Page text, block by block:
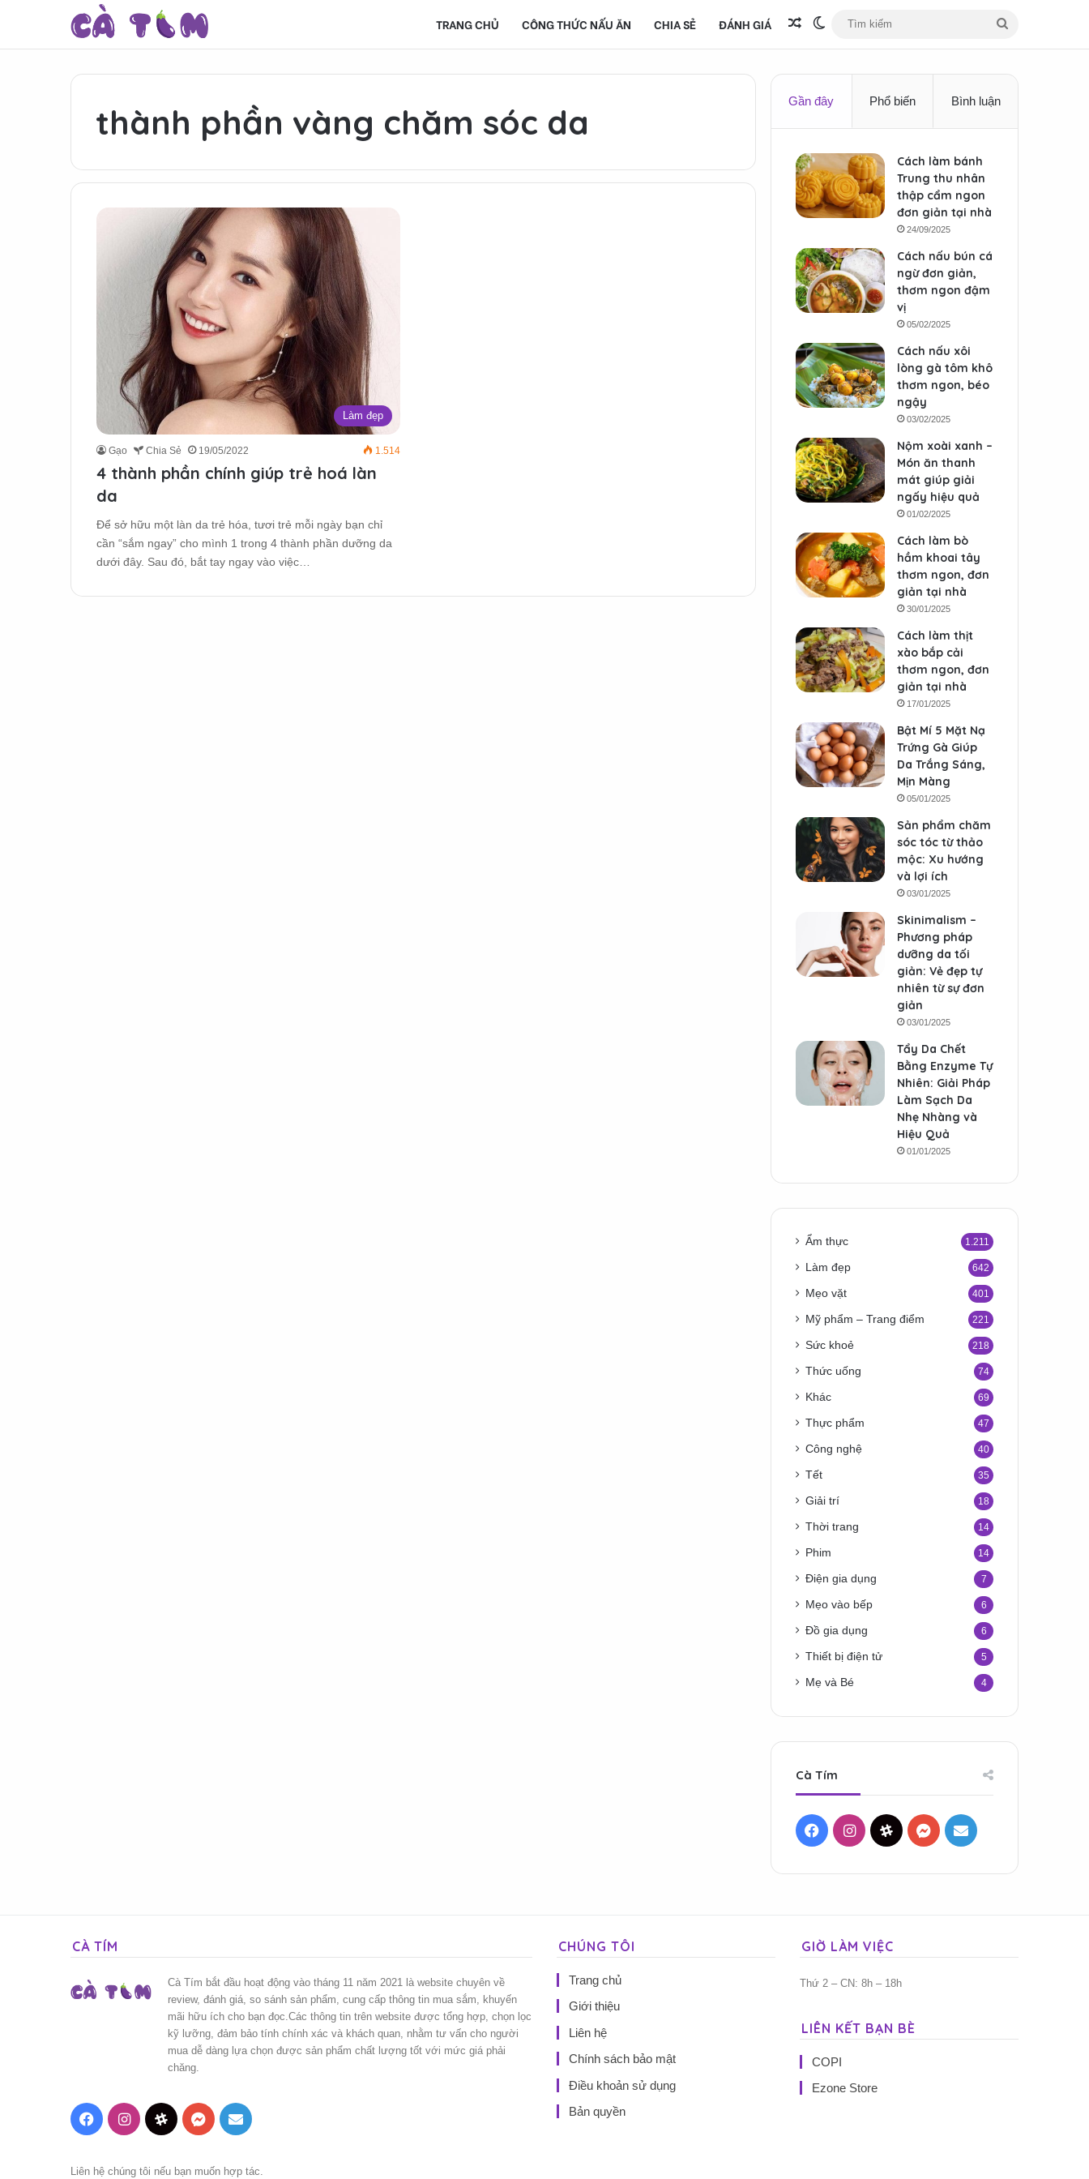
TRANG CHỦ CÔNG THỨC NẤU ĂN CHIA SẺ ĐÁNH GIÁ Bài viết ngẫu nhiên
Switch skin
kiếm
thành phần vàng chăm sóc da
Làm đẹp
Gạo Chia Sẻ 19/05/2022 1.514
4 thành phần chính giúp trẻ hoá làn
da
Để sở hữu một làn da trẻ hóa, tươi trẻ mỗi ngày bạn chỉ
cần “sắm ngay” cho mình 1 trong 4 thành phần dưỡng da
dưới đây. Sau đó, bắt tay ngay vào việc…
Gần đây Phổ biến Bình luận
Cách làm bánh
Trung thu nhân
thập cẩm ngon
đơn giản tại nhà
24/09/2025
Cách nấu bún cá
ngừ đơn giản,
thơm ngon đậm
vị
05/02/2025
Cách nấu xôi
lòng gà tôm khô
thơm ngon, béo
ngậy
03/02/2025
Nộm xoài xanh –
Món ăn thanh
mát giúp giải
ngấy hiệu quả
01/02/2025
Cách làm bò
hầm khoai tây
thơm ngon, đơn
giản tại nhà
30/01/2025
Cách làm thịt
xào bắp cải
thơm ngon, đơn
giản tại nhà
17/01/2025
Bật Mí 5 Mặt Nạ
Trứng Gà Giúp
Da Trắng Sáng,
Mịn Màng
05/01/2025
Sản phẩm chăm
sóc tóc từ thảo
mộc: Xu hướng
và lợi ích
03/01/2025
Skinimalism –
Phương pháp
dưỡng da tối
giản: Vẻ đẹp tự
nhiên từ sự đơn
giản
03/01/2025
Tẩy Da Chết
Bằng Enzyme Tự
Nhiên: Giải Pháp
Làm Sạch Da
Nhẹ Nhàng và
Hiệu Quả
01/01/2025
Ẩm thực 1.211
Làm đẹp 642
Mẹo vặt 401
Mỹ phẩm – Trang điểm 221
Sức khoẻ 218
Thức uống 74
Khác 69
Thực phẩm 47
Công nghệ 40
Tết 35
Giải trí 18
Thời trang 14
Phim 14
Điện gia dụng 7
Mẹo vào bếp 6
Đồ gia dụng 6
Thiết bị điện tử 5
Mẹ và Bé 4
Cà Tím
FacebookInstagramThreadsMessenger
Mail
CÀ TÍM
Cà Tím bắt đầu hoạt động vào tháng 11 năm 2021 là website chuyên về
review, đánh giá, so sánh sản phẩm, cung cấp thông tin mua sắm, khuyến
mãi hữu ích cho bạn đọc.Các thông tin trên website được tổng hợp, chọn lọc
kỹ lưỡng, đảm bảo tính chính xác và khách quan, nhằm tư vấn cho người
mua dễ dàng lựa chọn được sản phẩm chất lượng tốt với mức giá phải
chăng.
FacebookInstagramThreadsMessenger
Mail
Liên hệ chúng tôi nếu bạn muốn hợp tác.
CHÚNG TÔI
Trang chủ
Giới thiệu
Liên hệ
Chính sách bảo mật
Điều khoản sử dụng
Bản quyền
GIỜ LÀM VIỆC
Thứ 2 – CN: 8h – 18h
LIÊN KẾT BẠN BÈ
COPI
Ezone Store